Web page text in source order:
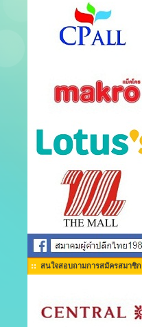
สนใจสอบถามการสมัครสมาชิก